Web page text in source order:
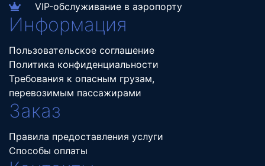
VIP-обслуживание в аэропорту
Информация
Пользовательское соглашение
Политика конфиденциальности
Требования к опасным грузам,
перевозимым пассажирами
Заказ
Правила предоставления услуги
Способы оплаты